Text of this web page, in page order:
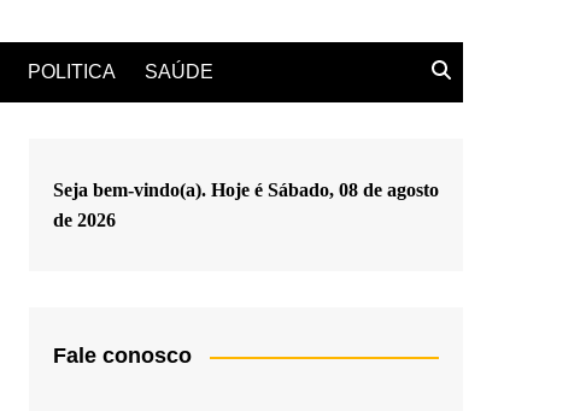
POLITICA SAÚDE
Seja bem-vindo(a). Hoje é Sábado, 08 de agosto
de 2026
Fale conosco